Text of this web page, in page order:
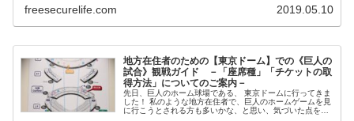
freesecurelife.com 2019.05.10
地方在住者のための【東京ドーム】での《巨人の
試合》観戦ガイド －「座席種」「チケットの取
得方法」についてのご案内－
先日、巨人のホーム球場である、 東京ドームに行ってきま
した！ 私のような地方在住者で、巨人のホームゲームを見
に行こうとされる方も多いかな、と思い、気づいた点をブ